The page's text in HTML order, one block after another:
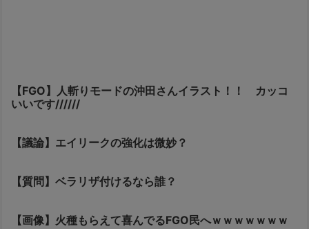
【FGO】人斬りモードの沖田さんイラスト！！ カッコ
いいです//////
【議論】エイリークの強化は微妙？
【質問】ベラリザ付けるなら誰？
【画像】火種もらえて喜んでるFGO民へｗｗｗｗｗｗｗ